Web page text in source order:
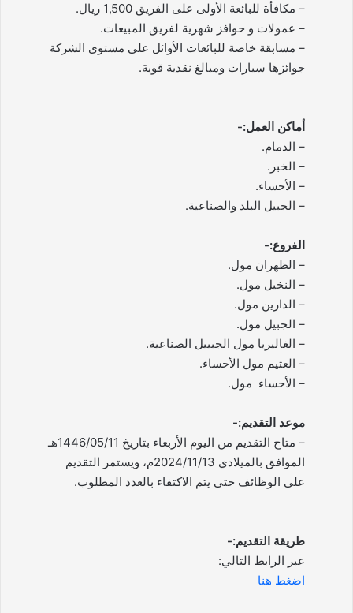
– مكافأة للبائعة الأولى على الفريق 1,500 ريال.
– عمولات و حوافز شهرية لفريق المبيعات.
– مسابقة خاصة للبائعات الأوائل على مستوى الشركة
جوائزها سيارات ومبالغ نقدية قوية.
أماكن العمل:-
– الدمام.
– الخبر.
– الأحساء.
– الجبيل البلد والصناعية.
الفروع:-
– الظهران مول.
– النخيل مول.
– الدارين مول.
– الجبيل مول.
– الغاليريا مول الجبييل الصناعية.
– العثيم مول الأحساء.
– الأحساء مول.
موعد التقديم:-
– متاح التقديم من اليوم الأربعاء بتاريخ 1446/05/11هـ
الموافق بالميلادي 2024/11/13م، ويستمر التقديم
على الوظائف حتى يتم الاكتفاء بالعدد المطلوب.
طريقة التقديم:-
عبر الرابط التالي:
اضغط هنا